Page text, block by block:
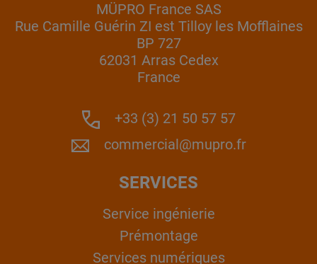
MÜPRO France SAS
Rue Camille Guérin ZI est Tilloy les Mofflaines
BP 727
62031 Arras Cedex
France
+33 (3) 21 50 57 57
commercial@mupro.fr
SERVICES
Service ingénierie
Prémontage
Services numériques